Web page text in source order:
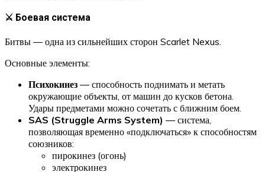
⚔️ Боевая система
Битвы — одна из сильнейших сторон Scarlet Nexus.
Основные элементы:
Психокинез — способность поднимать и метать
окружающие объекты, от машин до кусков бетона.
Удары предметами можно сочетать с ближним боем.
SAS (Struggle Arms System) — система,
позволяющая временно «подключаться» к способностям
союзников:
пирокинез (огонь)
электрокинез